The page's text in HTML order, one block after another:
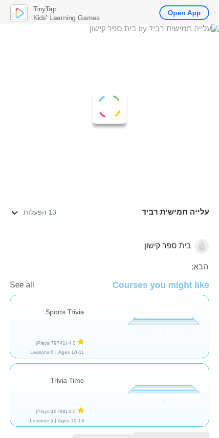
עלייה חמישית רביד 13 הפעלות
טריוויהבית ספר קישון
הבא:
Courses you might like
See all
Sports Trivia
4.0
(79741 Plays)
Ages 10-11 |
6 Lessons
Trivia Time
4.0
(49788 Plays)
Ages 12-13 |
5 Lessons
TinyTap
Kids' Learning Games
Open App